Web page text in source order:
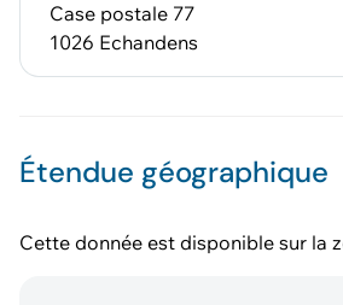
Case postale 77
1026 Echandens
Étendue géographique
Cette donnée est disponible sur la